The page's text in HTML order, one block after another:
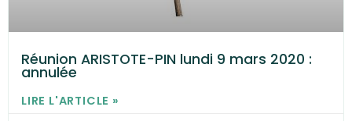
Réunion ARISTOTE-PIN lundi 9 mars 2020 :
annulée
LIRE L'ARTICLE »